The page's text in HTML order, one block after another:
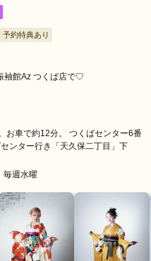
りました。スタッフの方々
口コミ公開日：2026年07月18日
予約特典あり
袖館Az つくば店で♡
お車で約12分。 つくばセンター6番
ンター行き「天久保二丁目」下
毎週水曜